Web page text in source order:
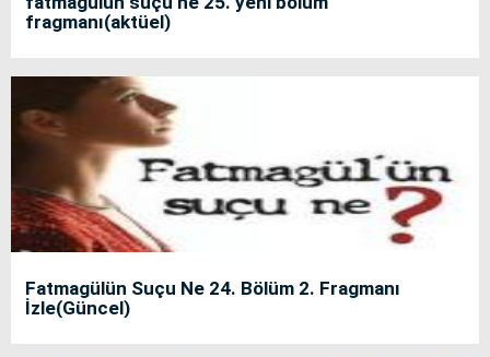
fragmanı(aktüel)
Fatmagülün Suçu Ne 24. Bölüm 2. Fragmanı
İzle(Güncel)